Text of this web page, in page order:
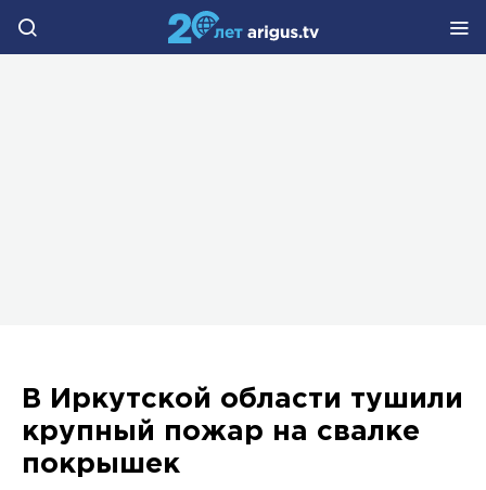
В Иркутской области тушили
крупный пожар на свалке
покрышек